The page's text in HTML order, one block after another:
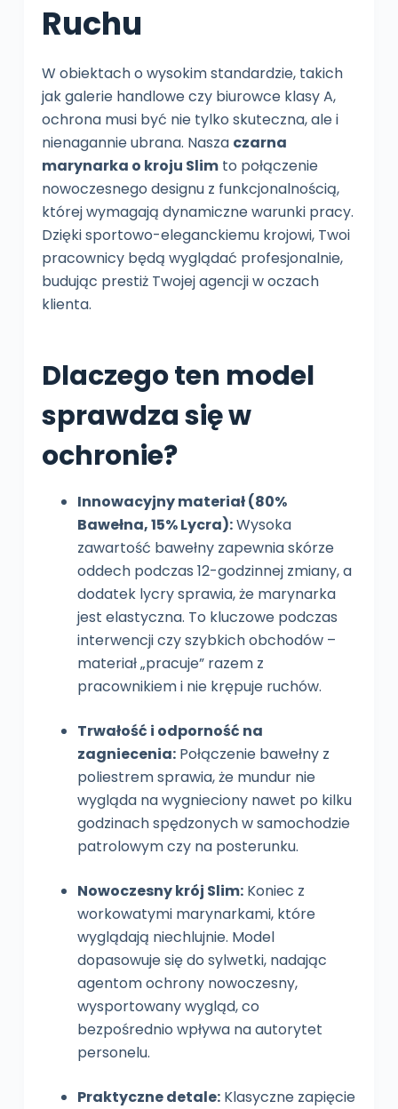
Ruchu
W obiektach o wysokim standardzie, takich
jak galerie handlowe czy biurowce klasy A,
ochrona musi być nie tylko skuteczna, ale i
nienagannie ubrana. Nasza czarna
marynarka o kroju Slimto połączenie
nowoczesnego designu z funkcjonalnością,
której wymagają dynamiczne warunki pracy.
Dzięki sportowo-eleganckiemu krojowi, Twoi
pracownicy będą wyglądać profesjonalnie,
budując prestiż Twojej agencji w oczach
klienta.
Dlaczego ten model
sprawdza się w
ochronie?
Innowacyjny materiał (80%
Bawełna, 15% Lycra):Wysoka
zawartość bawełny zapewnia skórze
oddech podczas 12-godzinnej zmiany, a
dodatek lycry sprawia, że marynarka
jest elastyczna. To kluczowe podczas
interwencji czy szybkich obchodów –
materiał „pracuje” razem z
pracownikiem i nie krępuje ruchów.
Trwałość i odporność na
zagniecenia:Połączenie bawełny z
poliestrem sprawia, że mundur nie
wygląda na wygnieciony nawet po kilku
godzinach spędzonych w samochodzie
patrolowym czy na posterunku.
Nowoczesny krój Slim:Koniec z
workowatymi marynarkami, które
wyglądają niechlujnie. Model
dopasowuje się do sylwetki, nadając
agentom ochrony nowoczesny,
wysportowany wygląd, co
bezpośrednio wpływa na autorytet
personelu.
Praktyczne detale:Klasyczne zapięcie